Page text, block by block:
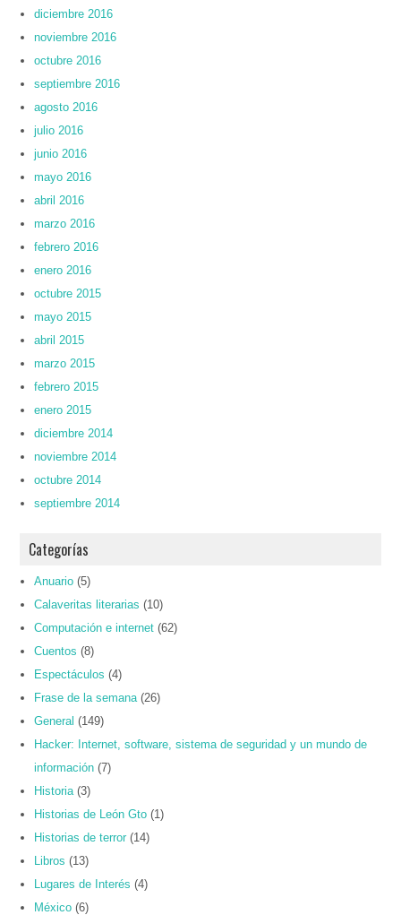
diciembre 2016
noviembre 2016
octubre 2016
septiembre 2016
agosto 2016
julio 2016
junio 2016
mayo 2016
abril 2016
marzo 2016
febrero 2016
enero 2016
octubre 2015
mayo 2015
abril 2015
marzo 2015
febrero 2015
enero 2015
diciembre 2014
noviembre 2014
octubre 2014
septiembre 2014
Categorías
Anuario (5)
Calaveritas literarias (10)
Computación e internet (62)
Cuentos (8)
Espectáculos (4)
Frase de la semana (26)
General (149)
Hacker: Internet, software, sistema de seguridad y un mundo de
información (7)
Historia (3)
Historias de León Gto (1)
Historias de terror (14)
Libros (13)
Lugares de Interés (4)
México (6)